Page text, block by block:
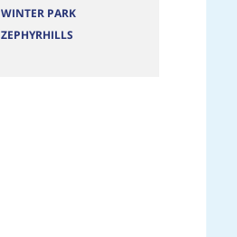
WINTER PARK
ZEPHYRHILLS